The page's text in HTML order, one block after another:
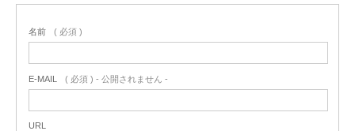
名前 ( 必須 )
E-MAIL ( 必須 ) - 公開されません -
URL